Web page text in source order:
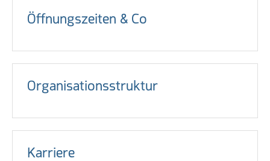
Öffnungszeiten & Co
Organisationsstruktur
Karriere